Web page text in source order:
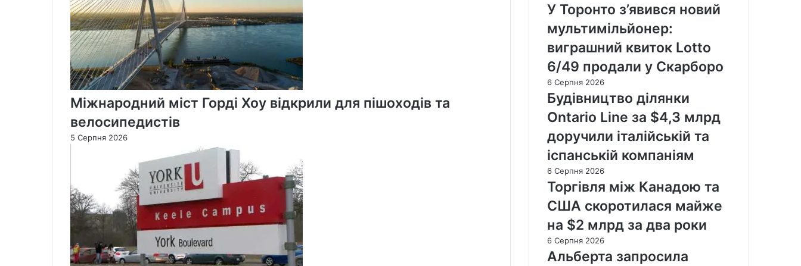
Міжнародний міст Горді Хоу відкрили для пішоходів та
велосипедистів
5 Серпня 2026
У Торонто з’явився новий
мультимільйонер:
виграшний квиток Lotto
6/49 продали у Скарборо
6 Серпня 2026
Будівництво ділянки
Ontario Line за $4,3 млрд
доручили італійській та
іспанській компаніям
6 Серпня 2026
Торгівля між Канадою та
США скоротилася майже
на $2 млрд за два роки
6 Серпня 2026
Альберта запросила